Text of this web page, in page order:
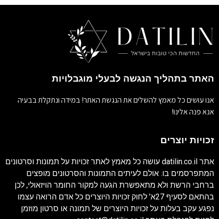
האתר בתהליך הנגשה לבעלי מוגבלויות
אנו עושים כל מאמץ להשלים את הנגשת האתר! במידה ונתקלת בבעיה
אנא פנה אלינו!
זכויות יוצרים
אתר datilin.co.il עושה כל מאמץ לאתר זכויות על תמונות וסרטונים
המתפרסמים בו. אולם לעיתים התמונות והסרטונים מופצים
ברחבי הרשת ולא מתאפשרת הגעה למקור החומר הויזאולי, לכן
בהתאם לסעיף 27א' לחוק זכויות היוצרים כל אדם הרואה עצמו
נפגע עקב בעלות על זכויות היוצרים של תמונה או סרטון מוזמן